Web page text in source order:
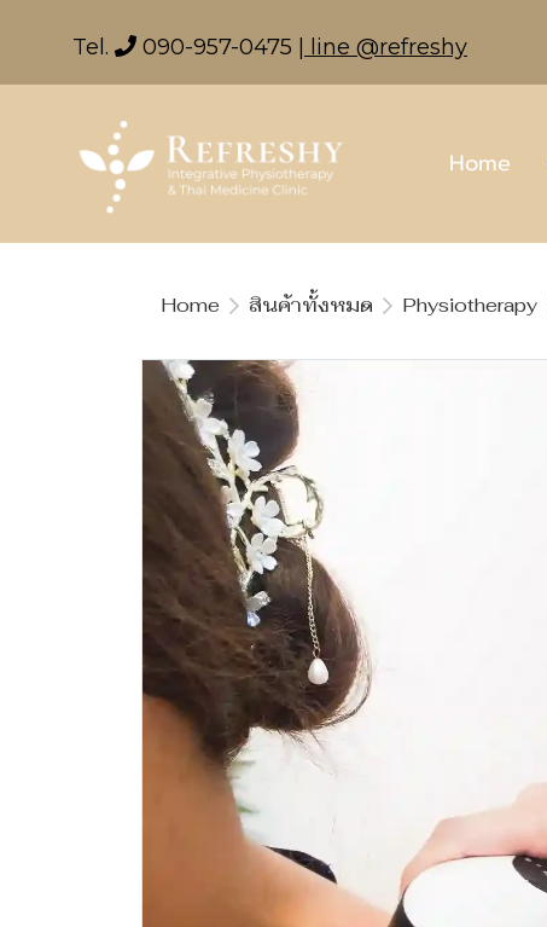
Tel. 090-957-0475 | line @refreshy
Home
Home สินค้าทั้งหมด Physiotherapy